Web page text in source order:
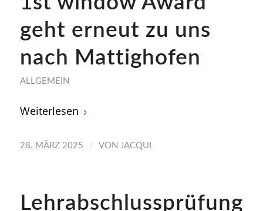
geht erneut zu uns
nach Mattighofen
ALLGEMEIN
Weiterlesen
28. MÄRZ 2025 / VON JACQUI
Lehrabschlussprüfung